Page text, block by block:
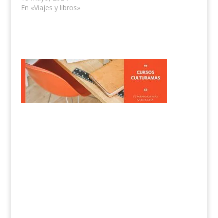
En «Viajes y libros»